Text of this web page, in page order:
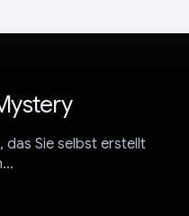
das Sie selbst erstellt